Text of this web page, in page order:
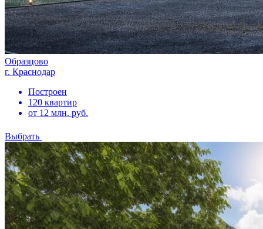
Образцово
г. Краснодар
Построен
120 квартир
от 12 млн. руб.
Выбрать